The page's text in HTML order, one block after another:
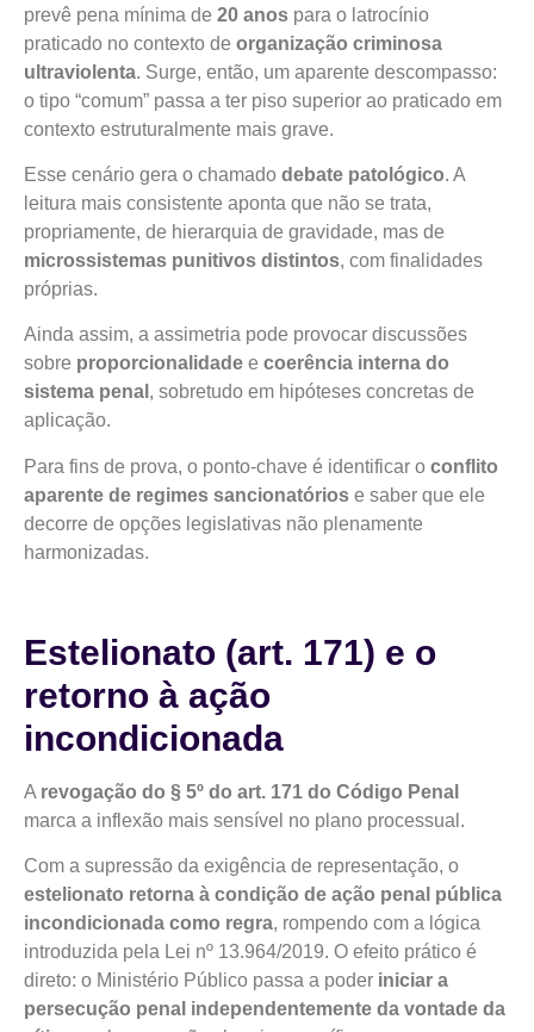
prevê pena mínima de 20 anos para o latrocínio
praticado no contexto de organização criminosa
ultraviolenta. Surge, então, um aparente descompasso:
o tipo “comum” passa a ter piso superior ao praticado em
contexto estruturalmente mais grave.
Esse cenário gera o chamado debate patológico. A
leitura mais consistente aponta que não se trata,
propriamente, de hierarquia de gravidade, mas de
microssistemas punitivos distintos, com finalidades
próprias.
Ainda assim, a assimetria pode provocar discussões
sobre proporcionalidade e coerência interna do
sistema penal , sobretudo em hipóteses concretas de
aplicação.
Para fins de prova, o ponto-chave é identificar o conflito
aparente de regimes sancionatórios e saber que ele
decorre de opções legislativas não plenamente
harmonizadas.
Estelionato (art. 171) e o
retorno à ação
incondicionada
A revogação do § 5º do art. 171 do Código Penal
marca a inflexão mais sensível no plano processual.
Com a supressão da exigência de representação, o
estelionato retorna à condição de ação penal pública
incondicionada como regra, rompendo com a lógica
introduzida pela Lei nº 13.964/2019. O efeito prático é
direto: o Ministério Público passa a poder iniciar a
persecução penal independentemente da vontade da